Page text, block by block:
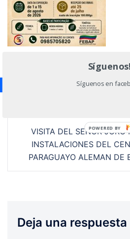
ASAMBLEA DE LA
VISITA DEL SEÑOR JORG
INSTALACIONES DEL
PARAGUAYO ALEMAN DE
Deja una respuesta
Síguenos!
Síguenos en
POWERED BY